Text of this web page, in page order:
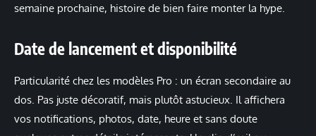
semaine prochaine, histoire de bien faire monter la hype.
Date de lancement et disponibilité
Particularité chez les modèles Pro : un écran secondaire au
dos. Pas juste décoratif, mais plutôt astucieux. Il affichera
vos notifications, photos, date, heure et sans doute